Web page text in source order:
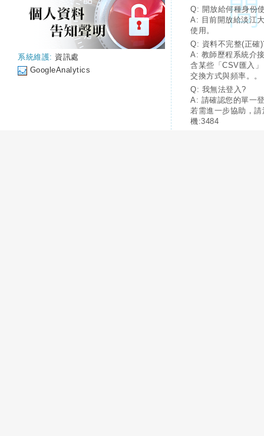
系統維護: 資訊處
GoogleAnalytics
Q: 開放給何種身份
A: 目前開放給淡江
使用。
Q: 資料不完整(正確
A: 教師歷程系統介
含某些「CSV匯入
交換方式與頻率。。
Q: 我無法登入?
A: 請確認您的單一
若需進一步協助，
機:3484